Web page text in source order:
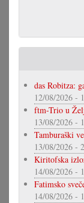
das Robitza:
12/08/2026 -
ftm-Trio u
13/08/2026 -
Tamburaški
13/08/2026 -
Kiritofska
14/08/2026 -
Fatimsko
14/08/2026 -